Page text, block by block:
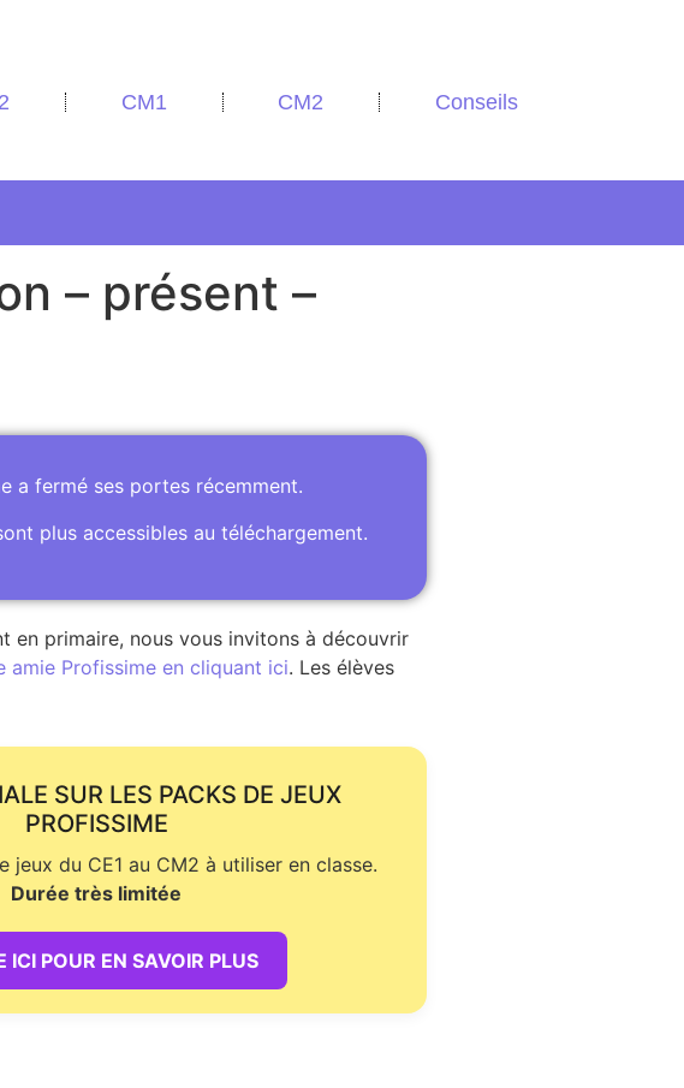
CM1 CM2 Conseils
– présent –
a fermé ses portes récemment.
plus accessibles au téléchargement.
en primaire, nous vous invitons à découvrir
amie Profissime en cliquant ici. Les élèves
SUR LES PACKS DE JEUX
PROFISSIME
jeux du CE1 au CM2 à utiliser en classe.
Durée très limitée
ICI POUR EN SAVOIR PLUS